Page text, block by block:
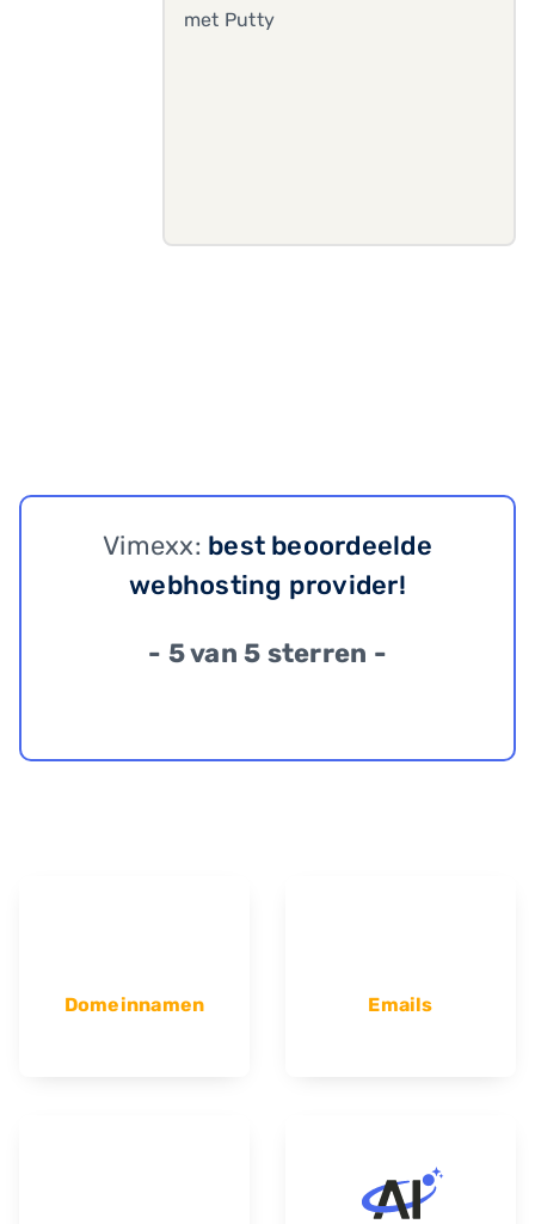
met Putty
Vimexx: best beoordeelde
webhosting provider!
- 5 van 5 sterren -
Domeinnamen Emails